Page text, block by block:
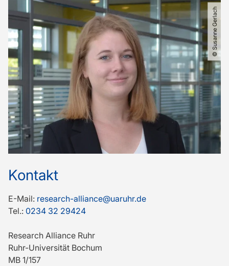
© Susanne Gerlach
Kontakt
E-Mail: research-alliance@uaruhr.de
Tel.: 0234 32 29424
Research Alliance Ruhr
Ruhr-Universität Bochum
MB 1/157